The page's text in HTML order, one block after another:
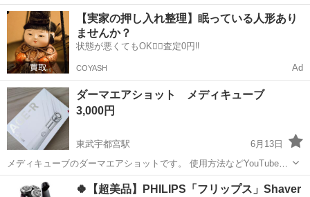
ます。 先日まで問題なく使っていました。 新しい物を購入したので良
かったら使って下さい✨ (歯のみ購入した方が良いと思います。) 中古
品の為、神経質...
栃木 那須烏山市 美容家電
【実家の押し入れ整理】眠っている人形あり
ませんか？
状態が悪くてもOK🙆‍♀️査定0円‼️
COYASH Ad
ダーマエアショット メディキューブ
3,000円
東武宇都宮駅
6月13日
メディキューブのダーマエアショットです。 使用方法などYouTubeに
あるので 先にご確認ください。 3回程度使用。本体とコード、箱もあ
ります。 【場所】スーパーやドラッグストア駐車場。相談可。 【日
宇都宮市 東武宇都宮駅 美容家電
🍀【超美品】PHILIPS「フリップス」Shaver